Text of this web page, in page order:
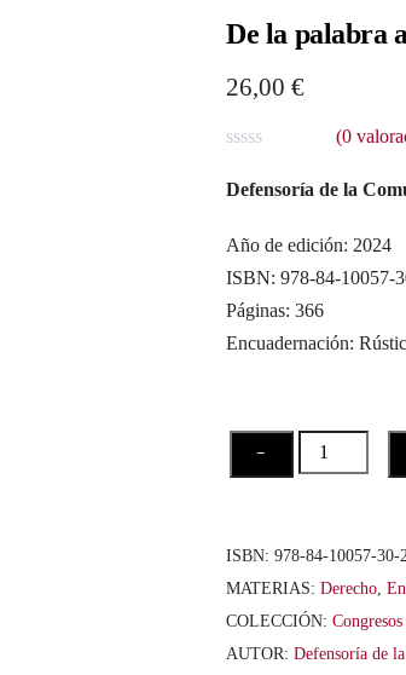
De la palabra
26,00€
a
r
d
o
c
o
5
(0
Defensoría de la
Año de edición: 2024
ISBN: 978-84-10057-
Páginas: 366
Encuadernación:
−
la
acción
ISBN:978-84-10057-30-2
MATERIAS:Derecho ,
COLECCIÓN:
AUTOR:Defensoría de